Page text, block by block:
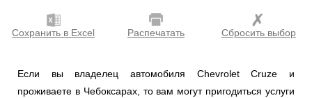
Сохранить в Excel Распечатать Сбросить выбор
Если вы владелец автомобиля Chevrolet Cruze и
проживаете в Чебоксарах, то вам могут пригодиться услуги